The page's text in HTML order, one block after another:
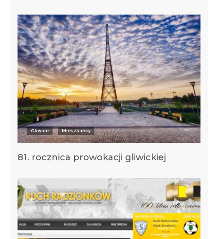
Gliwice Mieszkańcy
81. rocznica prowokacji gliwickiej